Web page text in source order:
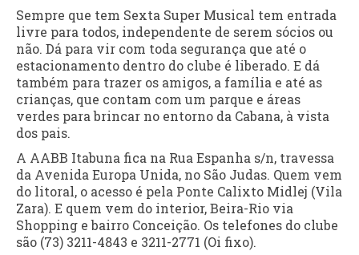
Sempre que tem Sexta Super Musical tem entrada
livre para todos, independente de serem sócios ou
não. Dá para vir com toda segurança que até o
estacionamento dentro do clube é liberado. E dá
também para trazer os amigos, a família e até as
crianças, que contam com um parque e áreas
verdes para brincar no entorno da Cabana, à vista
dos pais.
A AABB Itabuna fica na Rua Espanha s/n, travessa
da Avenida Europa Unida, no São Judas. Quem vem
do litoral, o acesso é pela Ponte Calixto Midlej (Vila
Zara). E quem vem do interior, Beira-Rio via
Shopping e bairro Conceição. Os telefones do clube
são (73) 3211-4843 e 3211-2771 (Oi fixo).